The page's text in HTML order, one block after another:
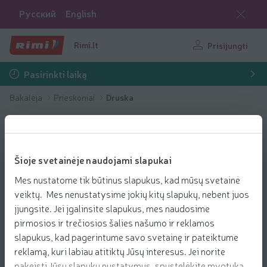
Šioje svetainėje naudojami slapukai
Mes nustatome tik būtinus slapukus, kad mūsų svetainė
veiktų. Mes nenustatysime jokių kitų slapukų, nebent juos
įjungsite. Jei įgalinsite slapukus, mes naudosime
pirmosios ir trečiosios šalies našumo ir reklamos
slapukus, kad pagerintume savo svetainę ir pateiktume
reklamą, kuri labiau atitiktų Jūsų interesus. Jei norite
Русский English
Rimi.lt Prisijungti
Pasirinkti laiką
Bakalėja Prieskoniai Druska